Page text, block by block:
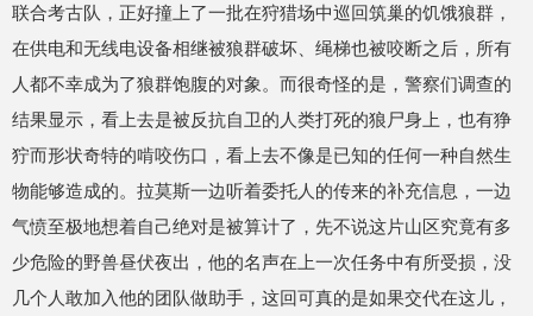
联合考古队，正好撞上了一批在狩猎场中巡回筑巢的饥饿狼群，
在供电和无线电设备相继被狼群破坏、绳梯也被咬断之后，所有
人都不幸成为了狼群饱腹的对象。而很奇怪的是，警察们调查的
结果显示，看上去是被反抗自卫的人类打死的狼尸身上，也有狰
狞而形状奇特的啃咬伤口，看上去不像是已知的任何一种自然生
物能够造成的。拉莫斯一边听着委托人的传来的补充信息，一边
气愤至极地想着自己绝对是被算计了，先不说这片山区究竟有多
少危险的野兽昼伏夜出，他的名声在上一次任务中有所受损，没
几个人敢加入他的团队做助手，这回可真的是如果交代在这儿，